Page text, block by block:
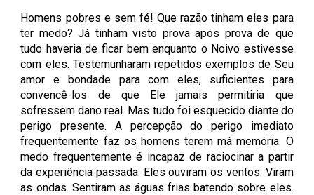
Homens pobres e sem fé! Que razão tinham eles para
ter medo? Já tinham visto prova após prova de que
tudo haveria de ficar bem enquanto o Noivo estivesse
com eles. Testemunharam repetidos exemplos de Seu
amor e bondade para com eles, suficientes para
convencê-los de que Ele jamais permitiria que
sofressem dano real. Mas tudo foi esquecido diante do
perigo presente. A percepção do perigo imediato
frequentemente faz os homens terem má memória. O
medo frequentemente é incapaz de raciocinar a partir
da experiência passada. Eles ouviram os ventos. Viram
as ondas. Sentiram as águas frias batendo sobre eles.